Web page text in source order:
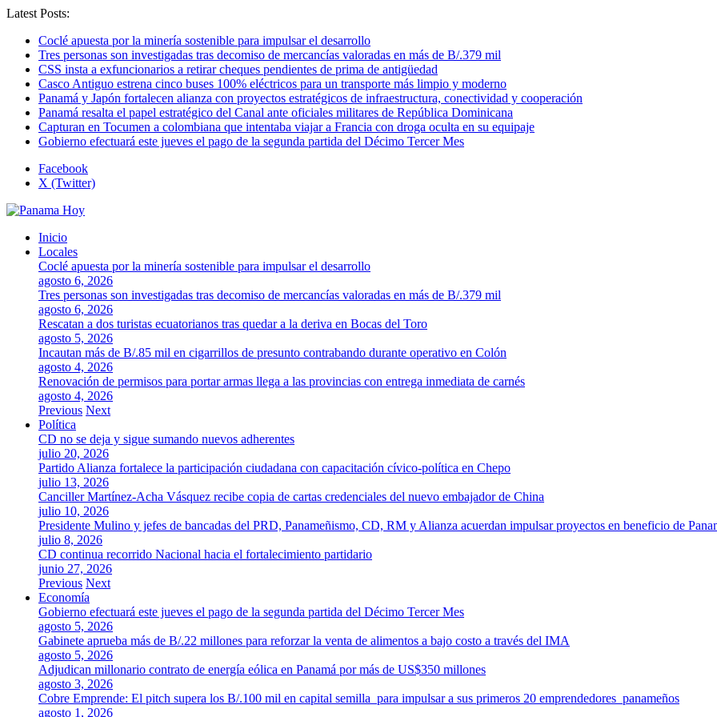
Latest Posts:
Coclé apuesta por la minería sostenible para impulsar el desarrollo
Tres personas son investigadas tras decomiso de mercancías valoradas en más de B/.379 mil
CSS insta a exfuncionarios a retirar cheques pendientes de prima de antigüedad
Casco Antiguo estrena cinco buses 100% eléctricos para un transporte más limpio y moderno
Panamá y Japón fortalecen alianza con proyectos estratégicos de infraestructura, conectividad y cooperación
Panamá resalta el papel estratégico del Canal ante oficiales militares de República Dominicana
Capturan en Tocumen a colombiana que intentaba viajar a Francia con droga oculta en su equipaje
Gobierno efectuará este jueves el pago de la segunda partida del Décimo Tercer Mes
Facebook
X (Twitter)
Inicio
Locales
Coclé apuesta por la minería sostenible para impulsar el desarrollo
agosto 6, 2026
Tres personas son investigadas tras decomiso de mercancías valoradas en más de B/.379 mil
agosto 6, 2026
Rescatan a dos turistas ecuatorianos tras quedar a la deriva en Bocas del Toro
agosto 5, 2026
Incautan más de B/.85 mil en cigarrillos de presunto contrabando durante operativo en Colón
agosto 4, 2026
Renovación de permisos para portar armas llega a las provincias con entrega inmediata de carnés
agosto 4, 2026
Previous Next
Política
CD no se deja y sigue sumando nuevos adherentes
julio 20, 2026
Partido Alianza fortalece la participación ciudadana con capacitación cívico-política en Chepo
julio 13, 2026
Canciller Martínez-Acha Vásquez recibe copia de cartas credenciales del nuevo embajador de China
julio 10, 2026
Presidente Mulino y jefes de bancadas del PRD, Panameñismo, CD, RM y Alianza acuerdan impulsar proyectos en beneficio de
julio 8, 2026
CD continua recorrido Nacional hacia el fortalecimiento partidario
junio 27, 2026
Previous Next
Economía
Gobierno efectuará este jueves el pago de la segunda partida del Décimo Tercer Mes
agosto 5, 2026
Gabinete aprueba más de B/.22 millones para reforzar la venta de alimentos a bajo costo a través del IMA
agosto 5, 2026
Adjudican millonario contrato de energía eólica en Panamá por más de US$350 millones
agosto 3, 2026
Cobre Emprende: El pitch supera los B/.100 mil en capital semilla para impulsar a sus primeros 20 emprendedores panameños
agosto 1, 2026